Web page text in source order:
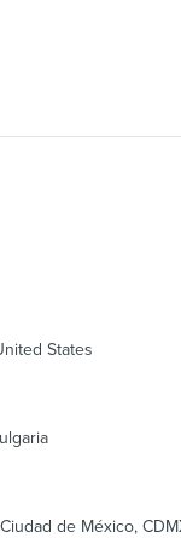
States
de México,